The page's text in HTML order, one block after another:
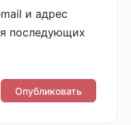
и адрес
последующих